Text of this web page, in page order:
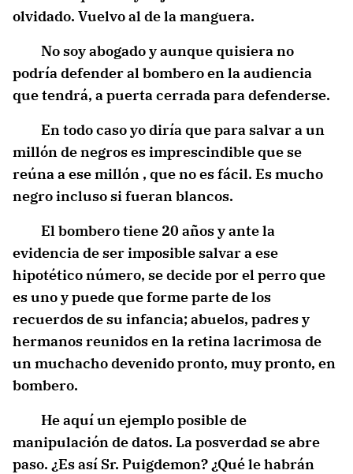
olvidado. Vuelvo al de la manguera.
No soy abogado y aunque quisiera no
podría defender al bombero en la audiencia
que tendrá, a puerta cerrada para defenderse.
En todo caso yo diría que para salvar a un
millón de negros es imprescindible que se
reúna a ese millón , que no es fácil. Es mucho
negro incluso si fueran blancos.
El bombero tiene 20 años y ante la
evidencia de ser imposible salvar a ese
hipotético número, se decide por el perro que
es uno y puede que forme parte de los
recuerdos de su infancia; abuelos, padres y
hermanos reunidos en la retina lacrimosa de
un muchacho devenido pronto, muy pronto, en
bombero.
He aquí un ejemplo posible de
manipulación de datos. La posverdad se abre
paso. ¿Es así Sr. Puigdemon? ¿Qué le habrán